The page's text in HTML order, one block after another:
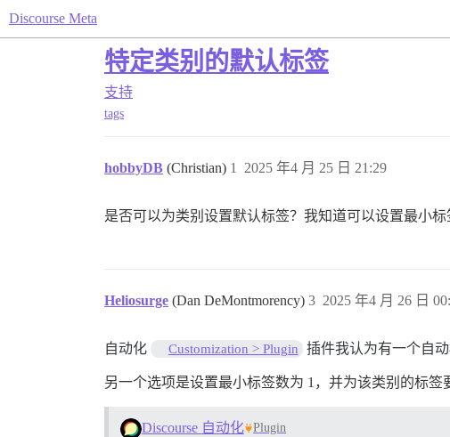
Discourse Meta
特定类别的默认标签
支持
tags
hobbyDB (Christian) 2025 年4 月 25 日 21:29
1
是否可以为类别设置默认标签？我知道可以设置最小
Heliosurge (Dan DeMontmorency) 2025 年4 月 26 日
3
自动化 Customization > Plugin 插件我认为有一个自动
另一个选项是设置最小标签数为 1，并为该类别的标
Discourse 自动化 Plugin